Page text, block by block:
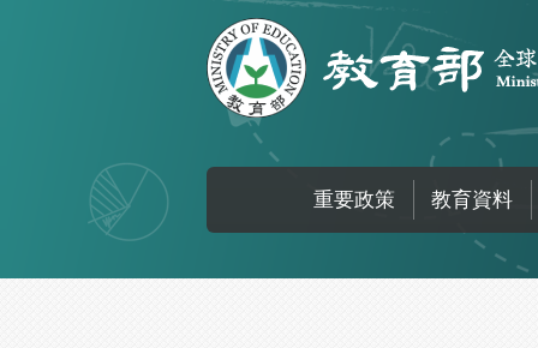
重要政策 教育資料